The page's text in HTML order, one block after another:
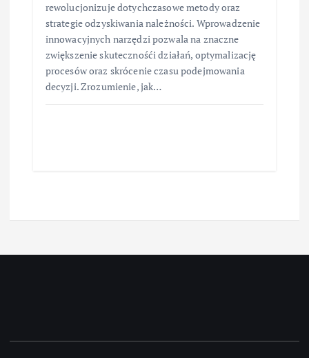
rewolucjonizuje dotychczasowe metody oraz
strategie odzyskiwania należności. Wprowadzenie
innowacyjnych narzędzi pozwala na znaczne
zwiększenie skutecznośći działań, optymalizację
procesów oraz skrócenie czasu podejmowania
decyzji. Zrozumienie, jak…